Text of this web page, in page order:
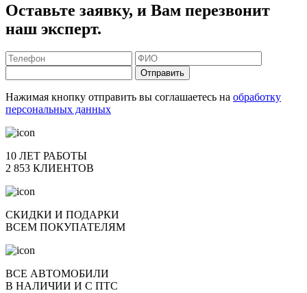
Оставьте заявку, и Вам перезвонит
наш эксперт.
Отправить
Нажимая кнопку отправить вы соглашаетесь на обработку
персональных данных
10 ЛЕТ РАБОТЫ
2 853 КЛИЕНТОВ
СКИДКИ И ПОДАРКИ
ВСЕМ ПОКУПАТЕЛЯМ
ВСЕ АВТОМОБИЛИ
В НАЛИЧИИ И С ПТС